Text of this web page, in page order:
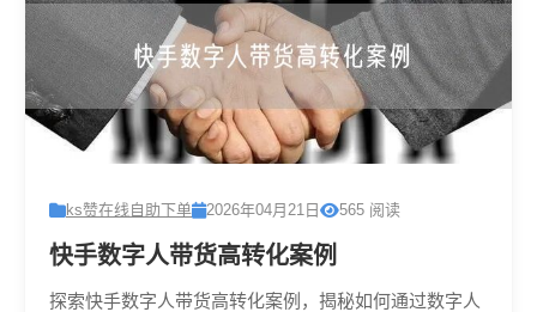
ks赞在线自助下单 2026年04月21日 565 阅读
快手数字人带货高转化案例
探索快手数字人带货高转化案例，揭秘如何通过数字人